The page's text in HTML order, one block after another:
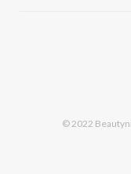
© 2022